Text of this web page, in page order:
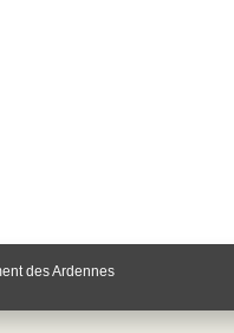
des Ardennes